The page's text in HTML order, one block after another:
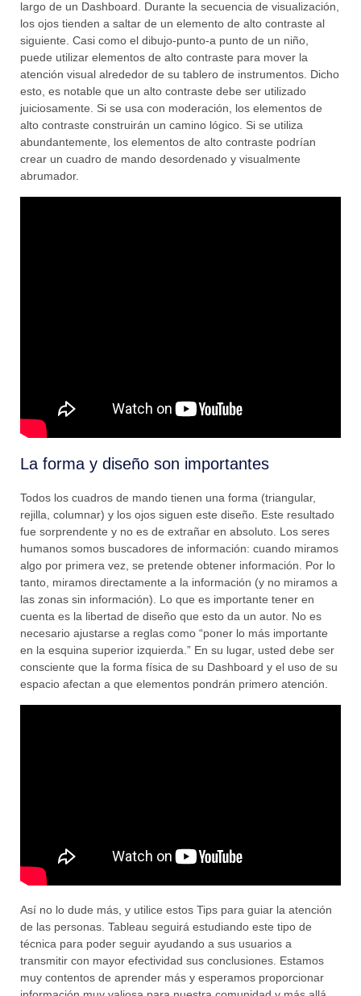
largo de un Dashboard. Durante la secuencia de visualización,
los ojos tienden a saltar de un elemento de alto contraste al
siguiente. Casi como el dibujo-punto-a punto de un niño,
puede utilizar elementos de alto contraste para mover la
atención visual alrededor de su tablero de instrumentos. Dicho
esto, es notable que un alto contraste debe ser utilizado
juiciosamente. Si se usa con moderación, los elementos de
alto contraste construirán un camino lógico. Si se utiliza
abundantemente, los elementos de alto contraste podrían
crear un cuadro de mando desordenado y visualmente
abrumador.
La forma y diseño son importantes
Todos los cuadros de mando tienen una forma (triangular,
rejilla, columnar) y los ojos siguen este diseño. Este resultado
fue sorprendente y no es de extrañar en absoluto. Los seres
humanos somos buscadores de información: cuando miramos
algo por primera vez, se pretende obtener información. Por lo
tanto, miramos directamente a la información (y no miramos a
las zonas sin información). Lo que es importante tener en
cuenta es la libertad de diseño que esto da un autor. No es
necesario ajustarse a reglas como “poner lo más importante
en la esquina superior izquierda.” En su lugar, usted debe ser
consciente que la forma física de su Dashboard y el uso de su
espacio afectan a que elementos pondrán primero atención.
Así no lo dude más, y utilice estos Tips para guiar la atención
de las personas. Tableau seguirá estudiando este tipo de
técnica para poder seguir ayudando a sus usuarios a
transmitir con mayor efectividad sus conclusiones. Estamos
muy contentos de aprender más y esperamos proporcionar